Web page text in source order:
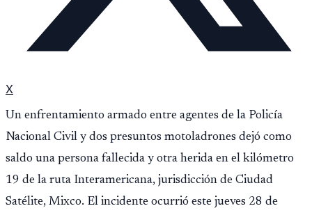
X
Un enfrentamiento armado entre agentes de la Policía
Nacional Civil y dos presuntos motoladrones dejó como
saldo una persona fallecida y otra herida en el kilómetro
19 de la ruta Interamericana, jurisdicción de Ciudad
Satélite, Mixco. El incidente ocurrió este jueves 28 de